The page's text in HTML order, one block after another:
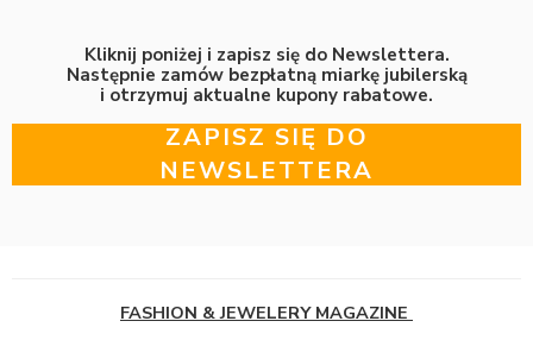
Kliknij poniżej i zapisz się do Newslettera.
Następnie zamów bezpłatną miarkę jubilerską
i otrzymuj aktualne kupony rabatowe.
ZAPISZ SIĘ DO
NEWSLETTERA
FASHION & JEWELERY MAGAZINE